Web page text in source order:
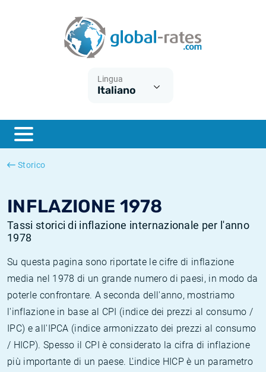
Lingua
Italiano
Storico
INFLAZIONE 1978
Tassi storici di inflazione internazionale per l'anno
1978
Su questa pagina sono riportate le cifre di inflazione
media nel 1978 di un grande numero di paesi, in modo da
poterle confrontare. A seconda dell'anno, mostriamo
l'inflazione in base al CPI (indice dei prezzi al consumo /
IPC) e all'IPCA (indice armonizzato dei prezzi al consumo
/ HICP). Spesso il CPI è considerato la cifra di inflazione
più importante di un paese. L'indice HICP è un parametro
ESTER
SONIA
Cos'è l'inflazione CPI?
Cos'è l'inflazione HICP?
Inflazione Italia
Inflazione Stati Uniti
Tassi storici Euribor
Tassi storici di SONIA
Tassi storici di TONAR
Calcolatore dell’inflazione